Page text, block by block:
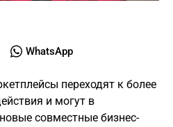
WhatsApp
переходят к более
и могут в
совместные бизнес-